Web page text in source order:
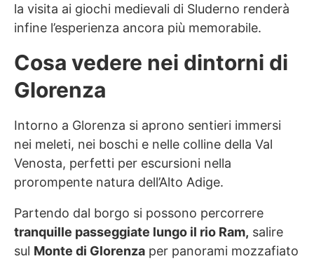
la visita ai giochi medievali di Sluderno renderà
infine l’esperienza ancora più memorabile.
Cosa vedere nei dintorni di
Glorenza
Intorno a Glorenza si aprono sentieri immersi
nei meleti, nei boschi e nelle colline della Val
Venosta, perfetti per escursioni nella
prorompente natura dell’Alto Adige.
Partendo dal borgo si possono percorrere
tranquille passeggiate lungo il rio Ram, salire
sul Monte di Glorenza per panorami mozzafiato